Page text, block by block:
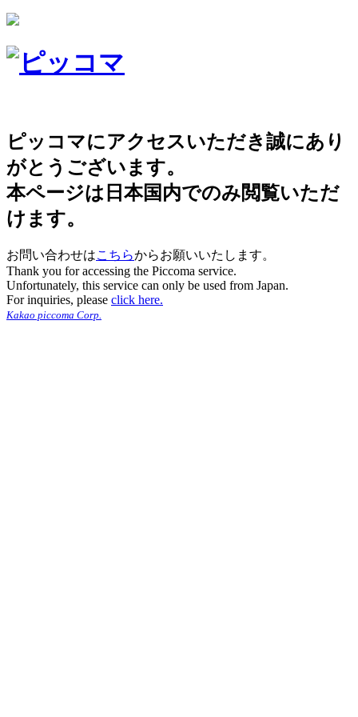
ピッコマにアクセスいただき誠にあり
がとうございます。
本ページは日本国内でのみ閲覧いただ
けます。
お問い合わせはこちらからお願いいたします。
Thank you for accessing the Piccoma service.
Unfortunately, this service can only be used from Japan.
For inquiries, please click here.
Kakao piccoma Corp.